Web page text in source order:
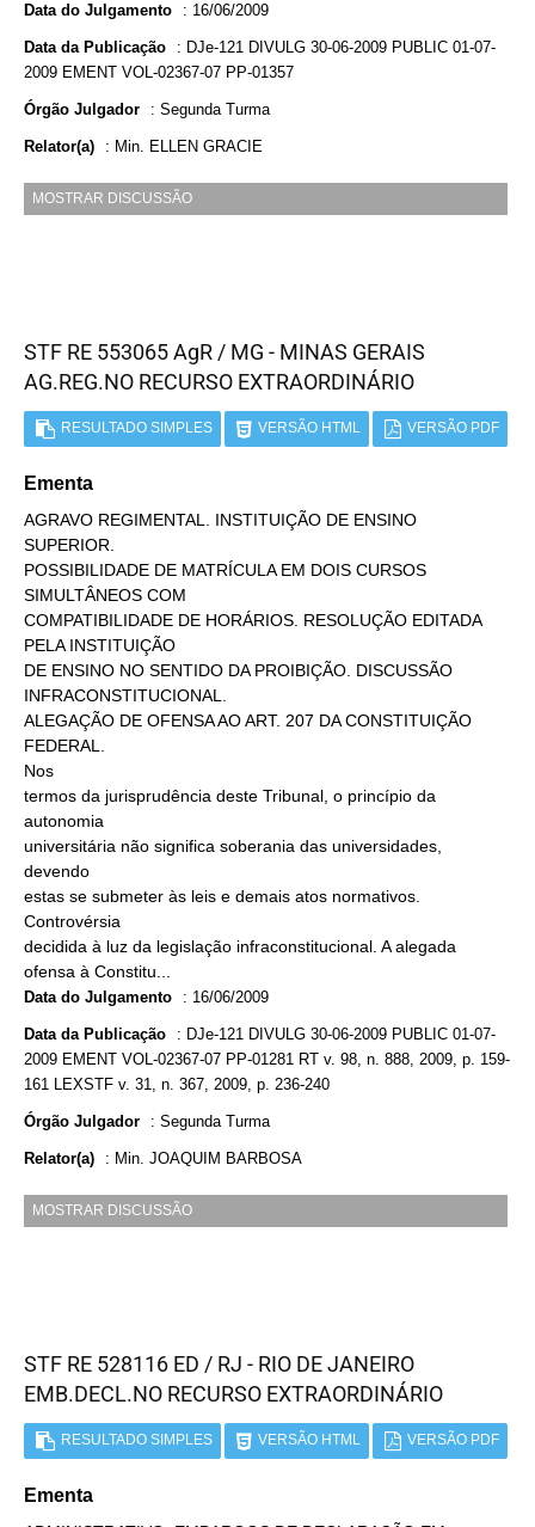
Data do Julgamento : 16/06/2009
Data da Publicação : DJe-121 DIVULG 30-06-2009 PUBLIC 01-07-
2009 EMENT VOL-02367-07 PP-01357
Órgão Julgador : Segunda Turma
Relator(a) : Min. ELLEN GRACIE
MOSTRAR DISCUSSÃO
STF RE 553065 AgR / MG - MINAS GERAIS
AG.REG.NO RECURSO EXTRAORDINÁRIO
RESULTADO SIMPLES VERSÃO HTML VERSÃO PDF
Ementa
AGRAVO REGIMENTAL. INSTITUIÇÃO DE ENSINO
SUPERIOR.
POSSIBILIDADE DE MATRÍCULA EM DOIS CURSOS
SIMULTÂNEOS COM
COMPATIBILIDADE DE HORÁRIOS. RESOLUÇÃO EDITADA
PELA INSTITUIÇÃO
DE ENSINO NO SENTIDO DA PROIBIÇÃO. DISCUSSÃO
INFRACONSTITUCIONAL.
ALEGAÇÃO DE OFENSA AO ART. 207 DA CONSTITUIÇÃO
FEDERAL.
Nos
termos da jurisprudência deste Tribunal, o princípio da
autonomia
universitária não significa soberania das universidades,
devendo
estas se submeter às leis e demais atos normativos.
Controvérsia
decidida à luz da legislação infraconstitucional. A alegada
ofensa à Constitu...
Data do Julgamento : 16/06/2009
Data da Publicação : DJe-121 DIVULG 30-06-2009 PUBLIC 01-07-
2009 EMENT VOL-02367-07 PP-01281 RT v. 98, n. 888, 2009, p. 159-
161 LEXSTF v. 31, n. 367, 2009, p. 236-240
Órgão Julgador : Segunda Turma
Relator(a) : Min. JOAQUIM BARBOSA
MOSTRAR DISCUSSÃO
STF RE 528116 ED / RJ - RIO DE JANEIRO
EMB.DECL.NO RECURSO EXTRAORDINÁRIO
RESULTADO SIMPLES VERSÃO HTML VERSÃO PDF
Ementa